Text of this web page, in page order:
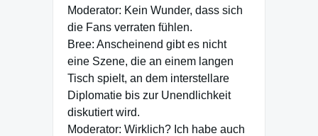
Moderator: Kein Wunder, dass sich
die Fans verraten fühlen.
Bree: Anscheinend gibt es nicht
eine Szene, die an einem langen
Tisch spielt, an dem interstellare
Diplomatie bis zur Unendlichkeit
diskutiert wird.
Moderator: Wirklich? Ich habe auch